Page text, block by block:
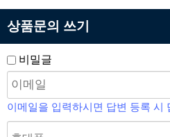
상품문의 쓰기
비밀글
이메일을 입력하시면 답변 등록 시